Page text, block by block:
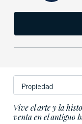
Vive el arte y la
venta en el antiguo